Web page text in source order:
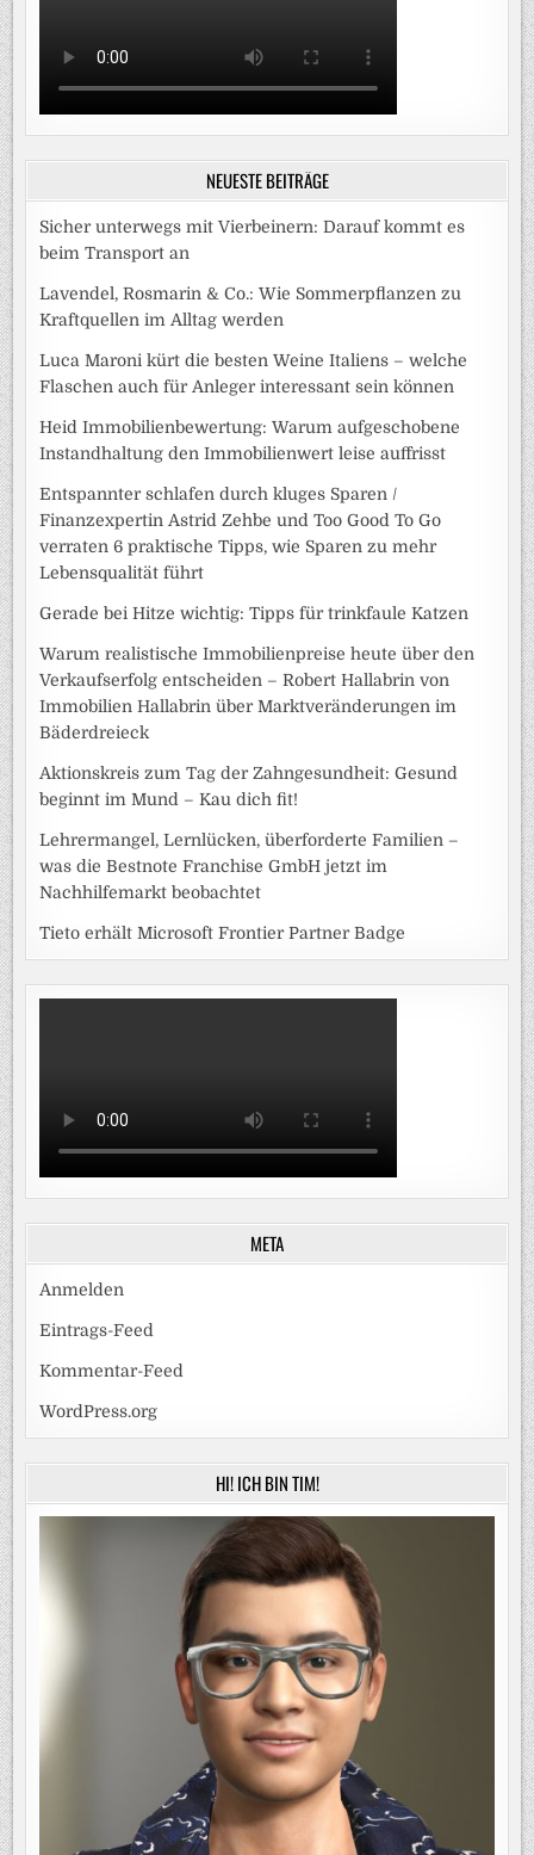
NEUESTE BEITRÄGE
Sicher unterwegs mit Vierbeinern: Darauf kommt es
beim Transport an
Lavendel, Rosmarin & Co.: Wie Sommerpflanzen zu
Kraftquellen im Alltag werden
Luca Maroni kürt die besten Weine Italiens – welche
Flaschen auch für Anleger interessant sein können
Heid Immobilienbewertung: Warum aufgeschobene
Instandhaltung den Immobilienwert leise auffrisst
Entspannter schlafen durch kluges Sparen /
Finanzexpertin Astrid Zehbe und Too Good To Go
verraten 6 praktische Tipps, wie Sparen zu mehr
Lebensqualität führt
Gerade bei Hitze wichtig: Tipps für trinkfaule Katzen
Warum realistische Immobilienpreise heute über den
Verkaufserfolg entscheiden – Robert Hallabrin von
Immobilien Hallabrin über Marktveränderungen im
Bäderdreieck
Aktionskreis zum Tag der Zahngesundheit: Gesund
beginnt im Mund – Kau dich fit!
Lehrermangel, Lernlücken, überforderte Familien –
was die Bestnote Franchise GmbH jetzt im
Nachhilfemarkt beobachtet
Tieto erhält Microsoft Frontier Partner Badge
META
Anmelden
Eintrags-Feed
Kommentar-Feed
WordPress.org
HI! ICH BIN TIM!